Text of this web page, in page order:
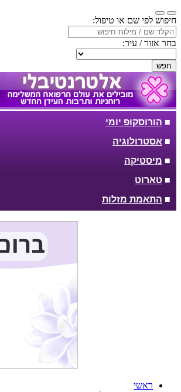
חיפוש לפי שם או טיפול:
בחר אזור / עיר:
חפש
■ הורוסקופ יומי
■ אסטרולוגיה
■ מיסטיקה
■ טארוט
■ התאמת מזלות
ראשי